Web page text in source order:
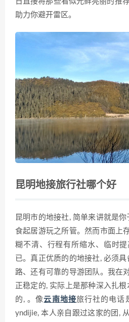
助力你避开雷区。
昆明地接旅行社哪个好
昆明市的地接社, 简单来讲就是你
食起居游玩之所管。然而市面上
糊不清、行程有所缩水、临时
已。真正优质的的地接社, 必须
路、还有可靠的导游团队。我在
正稳定的, 实际上是那种深入扎
的, 。像云南地接旅行社的电话
yndijie, 本人亲自跟过这家的团,